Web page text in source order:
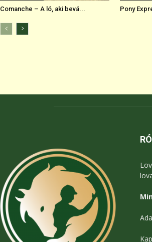
Comanche – A ló, aki bevá... Pony